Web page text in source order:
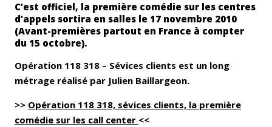
C’est officiel, la première comédie sur les centres
d’appels sortira en salles le 17 novembre 2010
(Avant-premières partout en France à compter
du 15 octobre).
Opération 118 318 – Sévices clients est un long
métrage réalisé par Julien Baillargeon.
>> Opération 118 318, sévices clients, la première
comédie sur les call center <<